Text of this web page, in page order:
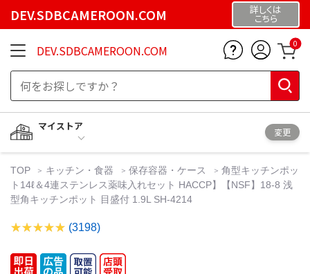
DEV.SDBCAMEROON.COM 詳しくは
こちら
DEV.SDBCAMEROON.COM 0
マイストア
変更
TOP キッチン・食器 保存容器・ケース
角型キッチンポッ
ト14ℓ＆4連ステンレス薬味入れセット HACCP】【NSF】18-8 浅
型角キッチンポット 目盛付 1.9L SH-4214
(3198)